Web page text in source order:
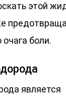
этой
боли.
является